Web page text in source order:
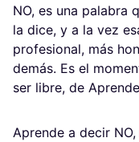
NO, es una palabra
la dice, y a la vez
profesional, más
demás. Es el
ser libre, de
Aprende a decir